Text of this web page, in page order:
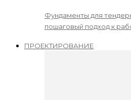
Фундаменты для
пошаговый подход к
ПРОЕКТИРОВАНИЕ